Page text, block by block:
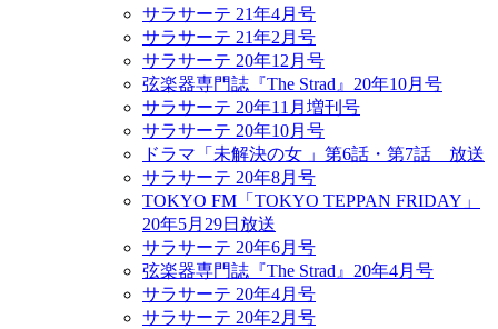
サラサーテ 21年4月号
サラサーテ 21年2月号
サラサーテ 20年12月号
弦楽器専門誌『The Strad』20年10月号
サラサーテ 20年11月増刊号
サラサーテ 20年10月号
ドラマ「未解決の女 」第6話・第7話 放送
サラサーテ 20年8月号
TOKYO FM「TOKYO TEPPAN FRIDAY」
20年5月29日放送
サラサーテ 20年6月号
弦楽器専門誌『The Strad』20年4月号
サラサーテ 20年4月号
サラサーテ 20年2月号